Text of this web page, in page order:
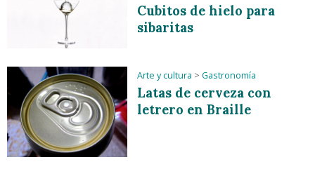
Cubitos de hielo para
sibaritas
Arte y cultura > Gastronomía
Latas de cerveza con
letrero en Braille